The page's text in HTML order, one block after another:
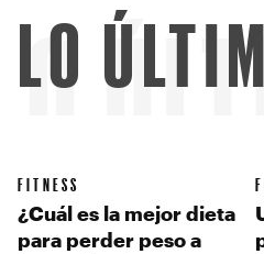
LO
FITNESS
¿Cuál es la mejor dieta
para perder peso a